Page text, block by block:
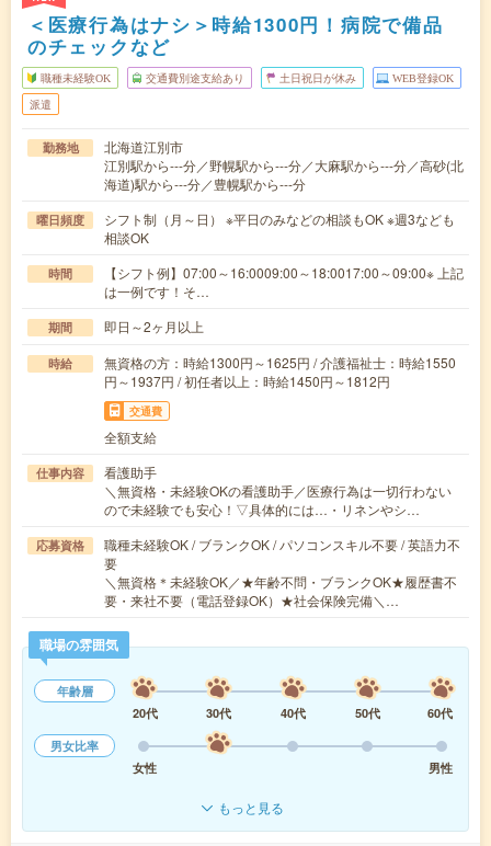
＜医療行為はナシ＞時給1300円！病院で備品
のチェックなど
職種未経験OK 交通費別途支給あり 土日祝日が休み WEB登録OK
派遣
勤務地
北海道江別市
江別駅から---分／野幌駅から---分／大麻駅から---分／高砂(北
海道)駅から---分／豊幌駅から---分
曜日頻度
シフト制（月～日） ※平日のみなどの相談もOK ※週3なども
相談OK
時間
【シフト例】07:00～16:0009:00～18:0017:00～09:00※ 上記
は一例です！そ…
期間 即日～2ヶ月以上
時給
無資格の方：時給1300円～1625円 / 介護福祉士：時給1550
円～1937円 / 初任者以上：時給1450円～1812円
交通費
全額支給
仕事内容
看護助手
＼無資格・未経験OKの看護助手／医療行為は一切行わない
ので未経験でも安心！▽具体的には…・リネンやシ…
応募資格
職種未経験OK / ブランクOK / パソコンスキル不要 / 英語力不
要
＼無資格＊未経験OK／★年齢不問・ブランクOK★履歴書不
要・来社不要（電話登録OK）★社会保険完備＼…
職場の雰囲気
年齢層
20代
30代 40代 50代
60代
男女比率
女性
男性
もっと見る